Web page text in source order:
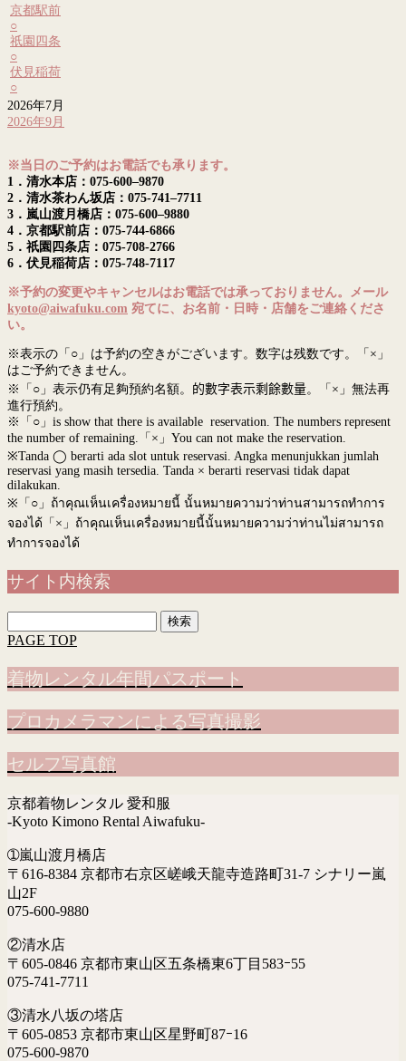
京都駅前
○
祇園四条
○
伏見稲荷
○
2026年7月
2026年9月
※当日のご予約はお電話でも承ります。
1．清水本店：075-600–9870
2．清水茶わん坂店：075-741–7711
3．嵐山渡月橋店：075-600–9880
4．京都駅前店：075-744-6866
5．祇園四条店：075-708-2766
6．伏見稲荷店：075-748-7117
※予約の変更やキャンセルはお電話では承っておりません。メール
kyoto@aiwafuku.com 宛てに、お名前・日時・店舗をご連絡くださ
い。
※表示の「○」は予約の空きがございます。数字は残数です。「×」
はご予約できません。
※「○」表示仍有足夠預約名額。 的數字表示剩餘數量。「×」無法再
進行預約。
※「○」is show that there is available reservation. The numbers represent
the number of remaining.「×」You can not make the reservation.
※Tanda ◯ berarti ada slot untuk reservasi. Angka menunjukkan jumlah
reservasi yang masih tersedia. Tanda × berarti reservasi tidak dapat
dilakukan.
※ 「○」ถ้าคุณเห็นเครื่องหมายนี้ นั้นหมายความว่าท่านสามารถทำการ
จองได้「×」ถ้าคุณเห็นเครื่องหมายนี้นั้นหมายความว่าท่านไม่สามารถ
ทำการจองได้
サイト内検索
索:
PAGE TOP
着物レンタル年間パスポート
プロカメラマンによる写真撮影
セルフ写真館
京都着物レンタル 愛和服
-Kyoto Kimono Rental Aiwafuku-
➀嵐山渡月橋店
〒616-8384 京都市右京区嵯峨天龍寺造路町31-7 シナリー嵐
山2F
075-600-9880
②清水店
〒605-0846 京都市東山区五条橋東6丁目583ｰ55
075-741-7711
③清水八坂の塔店
〒605-0853 京都市東山区星野町87ｰ16
075-600-9870